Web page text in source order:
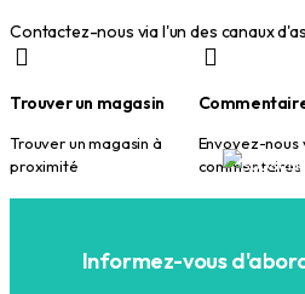
Contactez-nous via l'un des canaux
Trouver un magasin
Trouver un magasin à
proximité
Envoyez-nous
commentaires
Informez-vous